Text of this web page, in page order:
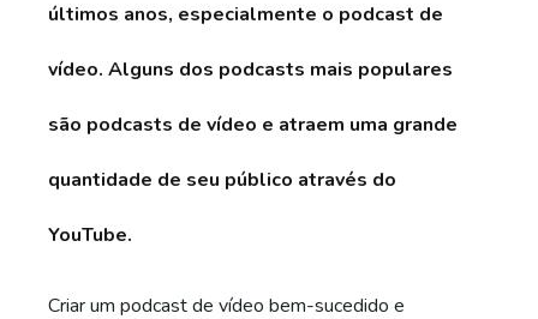
últimos anos, especialmente o podcast de
vídeo. Alguns dos podcasts mais populares
são podcasts de vídeo e atraem uma grande
quantidade de seu público através do
YouTube.
Criar um podcast de vídeo bem-sucedido e